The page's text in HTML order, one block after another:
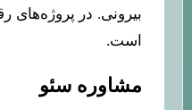
بیرونی. در پروژه‌های
است.
مشاوره سئو